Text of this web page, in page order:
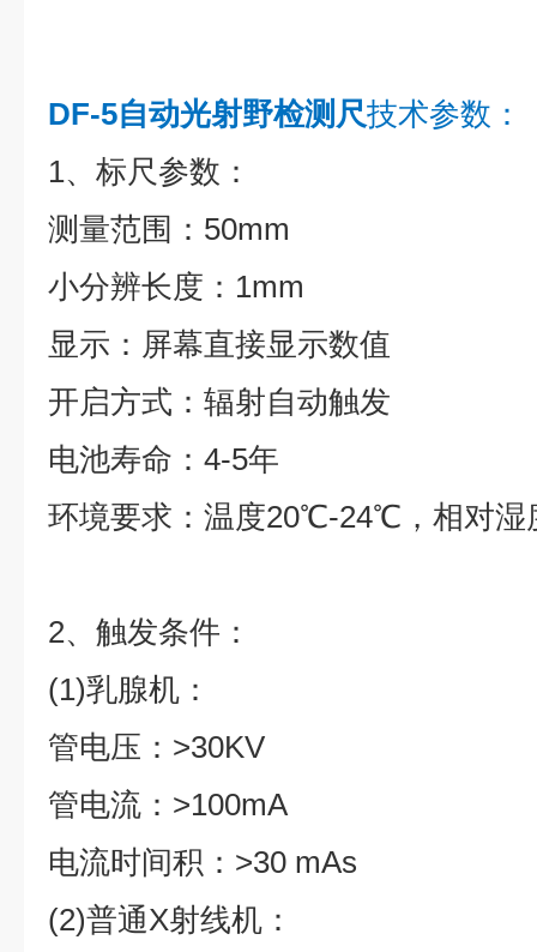
DF-5自动光射野检测尺技术参数：
1、标尺参数：
测量范围：50mm
小分辨长度：1mm
显示：屏幕直接显示数值
开启方式：辐射自动触发
电池寿命：4-5年
环境要求：温度20℃-24℃，相对湿
2、触发条件：
(1)乳腺机：
管电压：>30KV
管电流：>100mA
电流时间积：>30 mAs
(2)普通X射线机：